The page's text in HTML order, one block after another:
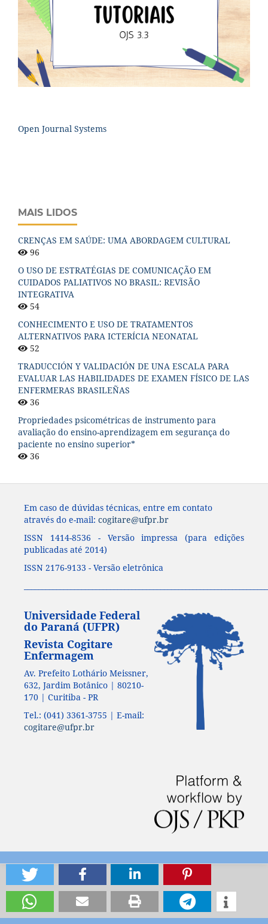
Open Journal Systems
MAIS LIDOS
CRENÇAS EM SAÚDE: UMA ABORDAGEM CULTURAL
96
O USO DE ESTRATÉGIAS DE COMUNICAÇÃO EM
CUIDADOS PALIATIVOS NO BRASIL: REVISÃO
INTEGRATIVA
54
CONHECIMENTO E USO DE TRATAMENTOS
ALTERNATIVOS PARA ICTERÍCIA NEONATAL
52
TRADUCCIÓN Y VALIDACIÓN DE UNA ESCALA PARA
EVALUAR LAS HABILIDADES DE EXAMEN FÍSICO DE LAS
ENFERMERAS BRASILEÑAS
36
Propriedades psicométricas de instrumento para
avaliação do ensino-aprendizagem em segurança do
paciente no ensino superior*
36
Em caso de dúvidas técnicas, entre em contato
através do e-mail: cogitare@ufpr.br
ISSN 1414-8536 - Versão impressa (para edições
publicadas até 2014)
ISSN 2176-9133 - Versão eletrônica
Universidade Federal
do Paraná (UFPR)
Revista Cogitare
Enfermagem
Av. Prefeito Lothário Meissner,
632, Jardim Botânico | 80210-
170 | Curitiba - PR
Tel.: (041) 3361-3755 | E-mail:
cogitare@ufpr.br